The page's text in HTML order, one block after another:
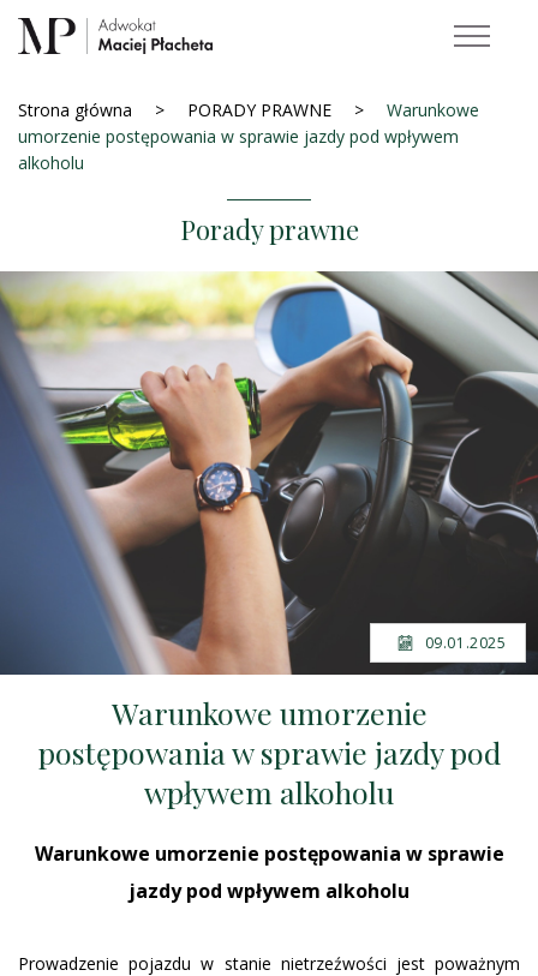
Strona główna PORADY PRAWNE
Warunkowe
umorzenie postępowania w sprawie jazdy pod wpływem
alkoholu
Porady prawne
09.01.2025
Warunkowe umorzenie
postępowania w sprawie jazdy pod
wpływem alkoholu
Warunkowe umorzenie postępowania w sprawie
jazdy pod wpływem alkoholu
Prowadzenie pojazdu w stanie nietrzeźwości jest poważnym